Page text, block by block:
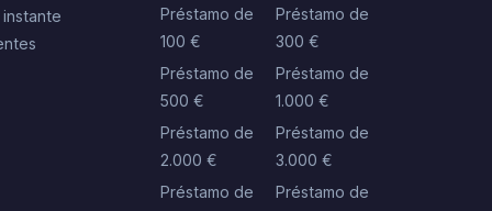
Préstamo de
100 €
Préstamo de
300 €
Préstamo de
500 €
Préstamo de
1.000 €
Préstamo de
2.000 €
Préstamo de
3.000 €
Préstamo de
Préstamo de